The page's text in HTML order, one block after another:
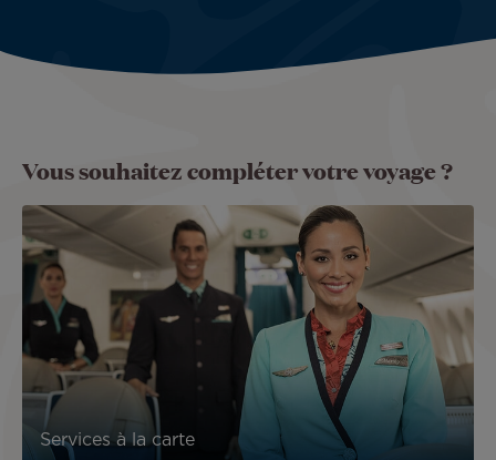
Vous souhaitez compléter votre voyage ?
Services à la carte